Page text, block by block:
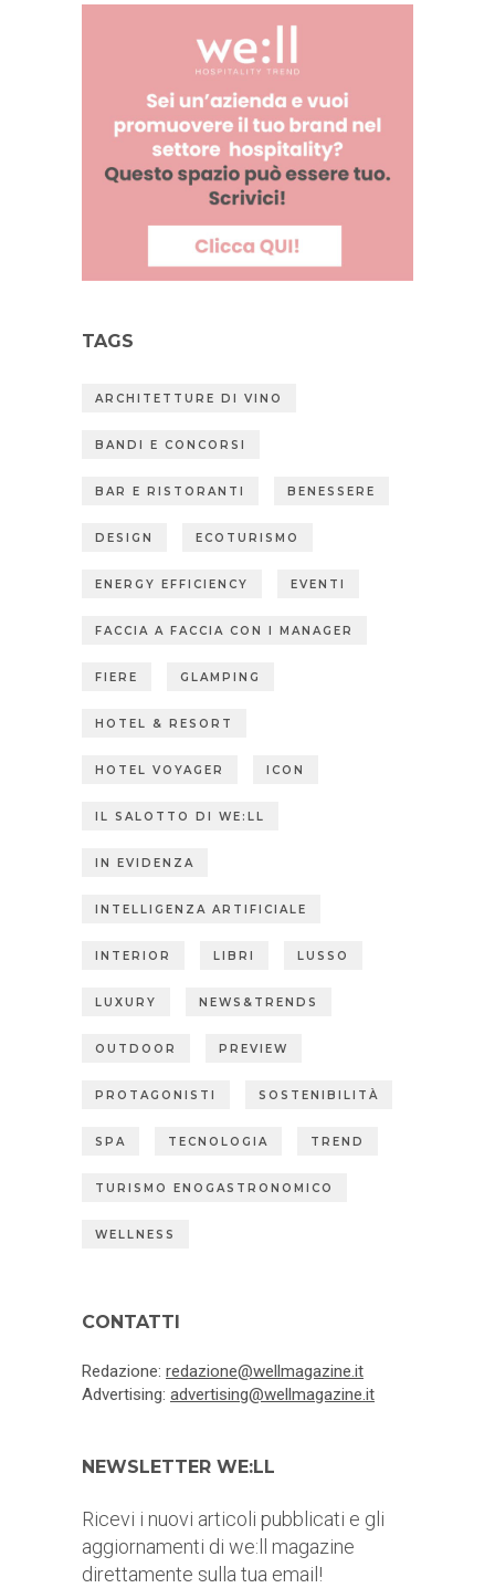
TAGS
ARCHITETTURE DI VINO
BANDI E CONCORSI
BAR E RISTORANTI BENESSERE
DESIGN ECOTURISMO
ENERGY EFFICIENCY EVENTI
FACCIA A FACCIA CON I MANAGER
FIERE GLAMPING
HOTEL & RESORT
HOTEL VOYAGER ICON
IL SALOTTO DI WE:LL
IN EVIDENZA
INTELLIGENZA ARTIFICIALE
INTERIOR LIBRI LUSSO
LUXURY NEWS&TRENDS
OUTDOOR PREVIEW
PROTAGONISTI SOSTENIBILITÀ
SPA TECNOLOGIA TREND
TURISMO ENOGASTRONOMICO
WELLNESS
CONTATTI
Redazione: redazione@wellmagazine.it
Advertising: advertising@wellmagazine.it
NEWSLETTER WE:LL
Ricevi i nuovi articoli pubblicati e gli
aggiornamenti di we:ll magazine
direttamente sulla tua email!